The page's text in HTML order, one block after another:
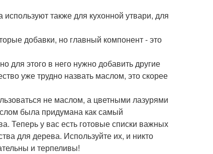
также для кухонной утвари, для
добавки, но главный компонент - это
для этого в него нужно добавить другие
уже трудно назвать маслом, это скорее
не маслом, а цветными лазурями
была придумана как самый
Теперь у вас есть готовые списки важных
для дерева. Используйте их, и никто
и терпеливы!